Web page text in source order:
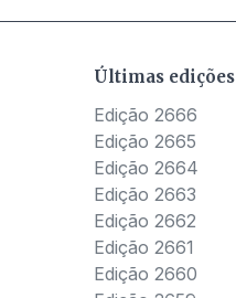
Últimas edições
Edição 2666
Edição 2665
Edição 2664
Edição 2663
Edição 2662
Edição 2661
Edição 2660